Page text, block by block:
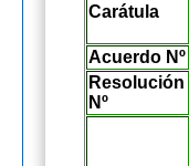
Carátula
Acuerdo Nº
Resolución
Nº